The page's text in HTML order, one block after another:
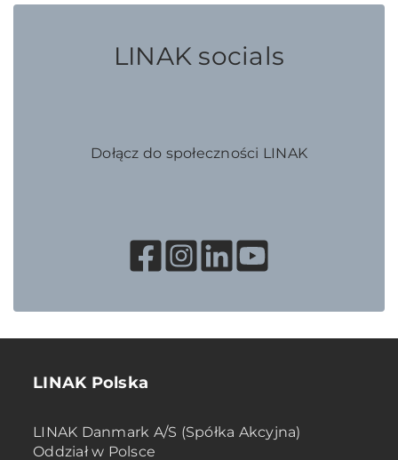
LINAK socials
Dołącz do społeczności LINAK
LINAK Polska
LINAK Danmark A/S (Spółka Akcyjna)
Oddział w Polsce